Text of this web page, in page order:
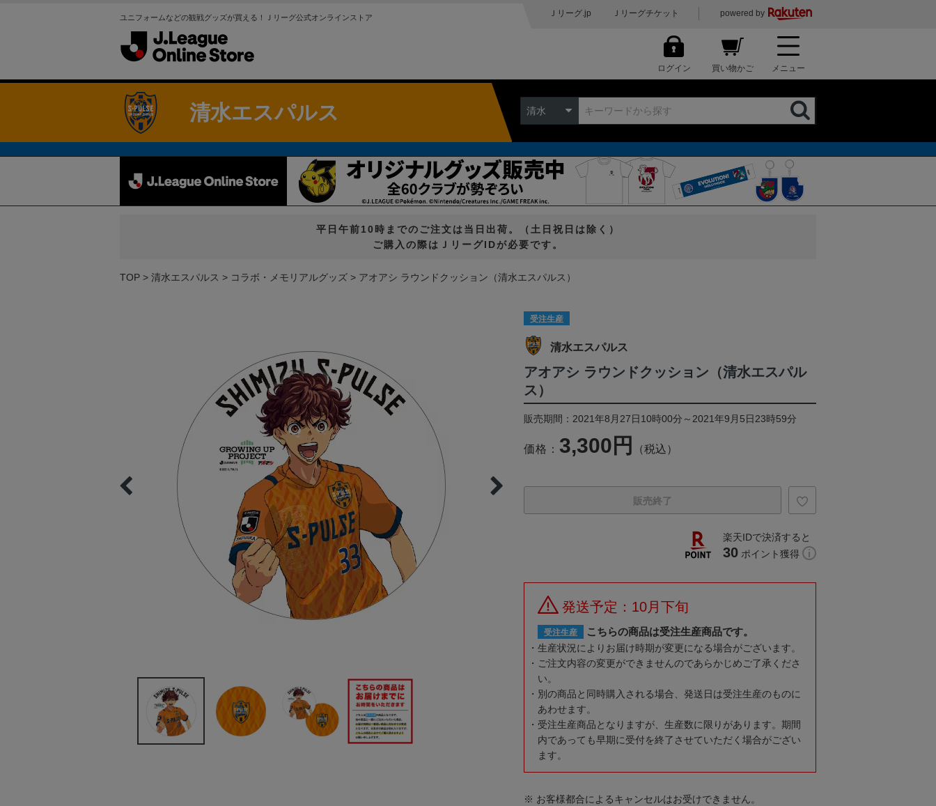
ユニフォームなどの観戦グッズが買える！Ｊリーグ公式オンラインストア Ｊリーグ.jp Ｊリーグチケット powered by
ログイン 買い物かご メニュー
清水エスパルス 清水
平日午前10時までのご注文は当日出荷。（土日祝日は除く）
ご購入の際はＪリーグIDが必要です。
TOP 清水エスパルス コラボ・メモリアルグッズ アオアシ ラウンドクッション（清水エスパルス）
受注生産
清水エスパルス
アオアシ ラウンドクッション（清水エスパル
ス）
販売期間：2021年8月27日10時00分～2021年9月5日23時59分
価格： 3,300円 （税込）
販売終了
楽天IDで決済すると
30 ポイント獲得
発送予定：10月下旬
受注生産 こちらの商品は受注生産商品です。
生産状況によりお届け時期が変更になる場合がございます。
ご注文内容の変更ができませんのであらかじめご了承くださ
い。
別の商品と同時購入される場合、発送日は受注生産のものに
あわせます。
受注生産商品となりますが、生産数に限りがあります。期間
内であっても早期に受付を終了させていただく場合がござい
ます。
※ お客様都合によるキャンセルはお受けできません。